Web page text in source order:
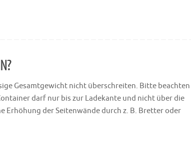
Gesamtgewicht nicht überschreiten. Bitte beachten
darf nur bis zur Ladekante und nicht über die
Erhöhung der Seitenwände durch z. B. Bretter oder